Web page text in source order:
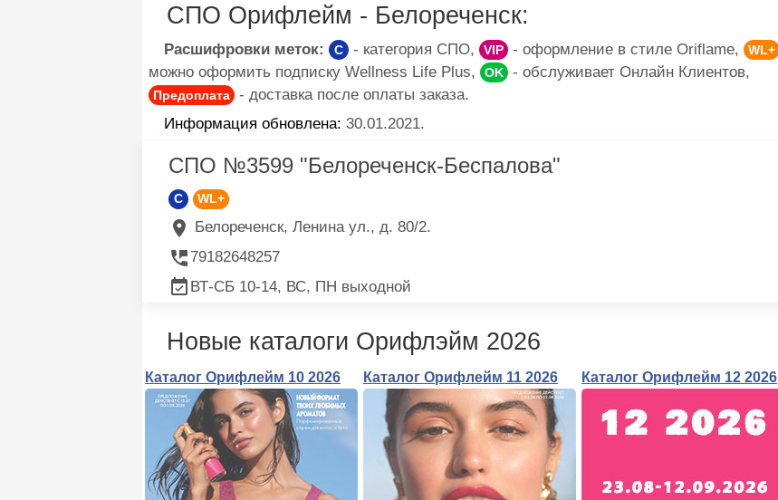
СПО Орифлейм - Белореченск:
Расшифровки меток: C - категория СПО, VIP - оформление в стиле Oriflame, WL+
можно оформить подписку Wellness Life Plus, OK - обслуживает Онлайн Клиентов,
Предоплата
- доставка после оплаты заказа.
Информация обновлена: 30.01.2021.
СПО №3599 "Белореченск-Беспалова"
C WL+
Белореченск, Ленина ул., д. 80/2.
79182648257
ВТ-СБ 10-14, ВС, ПН выходной
Новые каталоги Орифлэйм 2026
Каталог Орифлейм 10 2026 Каталог Орифлейм 11 2026 Каталог Орифлейм 12 2026